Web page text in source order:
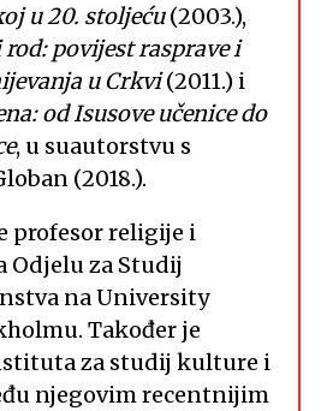
u 20. stoljeću(2003.),
povijest rasprave i
u Crkvi(2011.) i
od Isusove učenice do
, u suautorstvu s
(2018.).
profesor religije i
Odjelu za Studij
na University
Također je
za studij kulture i
njegovim recentnijim